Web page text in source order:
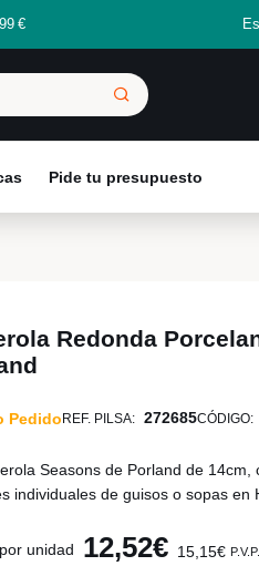
€
Pide tu presupuesto
Redonda
Pedido REF. PILSA: 272685CÓDIGO:
Seasons de Porland de
individuales de guisos o sopas en
unidad 12,52€ 15,15€ P.V.P.